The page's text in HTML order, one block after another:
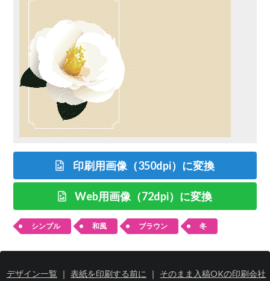
印刷用画像（350dpi）に変換
Web用画像（72dpi）に変換
シンプル 和風 ブラウン 冬
デザイン一覧 ｜ 表紙を印刷する前に ｜
そのまま入稿OKの印刷会社